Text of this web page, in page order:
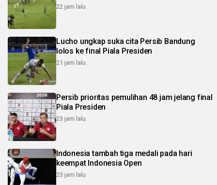
22 jam lalu
Lucho ungkap suka cita Persib Bandung
lolos ke final Piala Presiden
21 jam lalu
Persib prioritas pemulihan 48 jam jelang final
Piala Presiden
23 jam lalu
Indonesia tambah tiga medali pada hari
keempat Indonesia Open
23 jam lalu